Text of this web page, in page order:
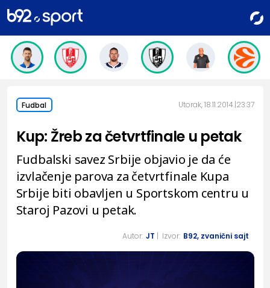
Fudbal Utorak, 18.11.2014. 23:37
Kup: Žreb za četvrtfinale u petak
Fudbalski savez Srbije objavio je da će
izvlačenje parova za četvrtfinale Kupa
Srbije biti obavljen u Sportskom centru u
Staroj Pazovi u petak.
Autor: JT | Izvor: B92, zvanični sajt